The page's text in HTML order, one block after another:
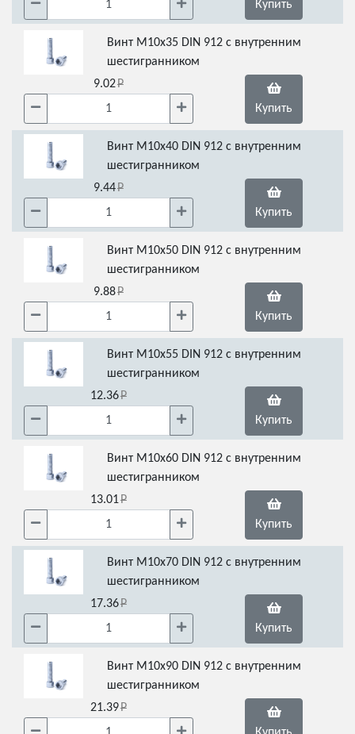
Купить
Винт М10х35 DIN 912 с внутренним
шестигранником
9.02
Купить
Винт М10х40 DIN 912 с внутренним
шестигранником
9.44
Купить
Винт М10х50 DIN 912 с внутренним
шестигранником
9.88
Купить
Винт М10х55 DIN 912 с внутренним
шестигранником
12.36
Купить
Винт М10х60 DIN 912 с внутренним
шестигранником
13.01
Купить
Винт M10х70 DIN 912 с внутренним
шестигранником
17.36
Купить
Винт М10х90 DIN 912 с внутренним
шестигранником
21.39